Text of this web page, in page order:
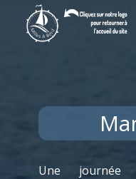
Une journée